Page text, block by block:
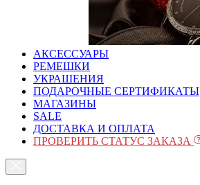
АКСЕССУАРЫ
РЕМЕШКИ
УКРАШЕНИЯ
ПОДАРОЧНЫЕ СЕРТИФИКАТЫ
МАГАЗИНЫ
SALE
ДОСТАВКА И ОПЛАТА
ПРОВЕРИТЬ СТАТУС ЗАКАЗА